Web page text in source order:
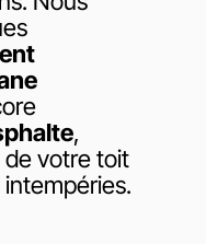
,
de votre toit